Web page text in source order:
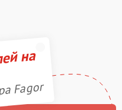
на
Fagor